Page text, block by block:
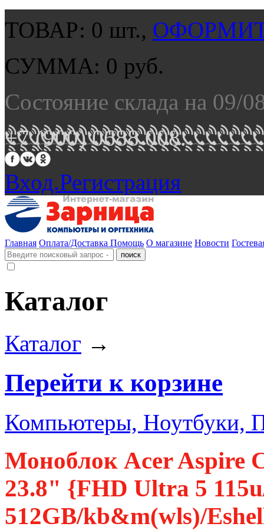
ТОВАР: 0 шт.,
СУММА: 0 руб.
Состояние склада на 09/
+7 (900) 0688 008.
Вход.Регистрация
Главная Оплата/Доставка Помощь О магазине Новости
Каталог
Каталог →
Перейти к корзине
Компьютеры, Ноутбуки,
Моноблок Acer Aspire
23.8" {FHD Ultra 5
512GB/kb&m(wls)/